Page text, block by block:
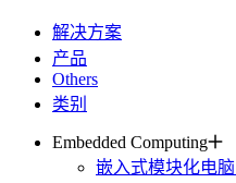
解决方案
产品
Others
类别
Embedded Computing
嵌入式模块化电脑